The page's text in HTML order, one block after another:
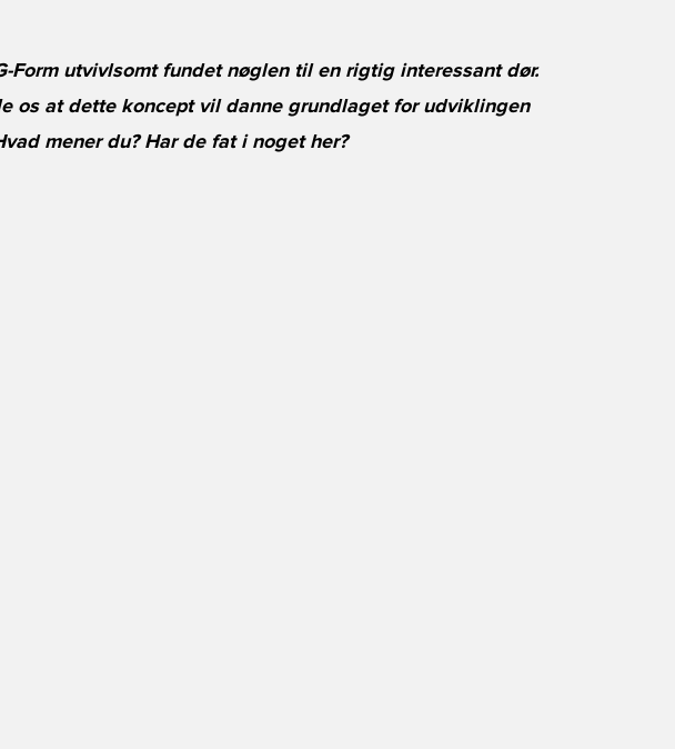
Form utvivlsomt fundet nøglen til en rigtig interessant dør.
os at dette koncept vil danne grundlaget for udviklingen
mener du? Har de fat i noget her?